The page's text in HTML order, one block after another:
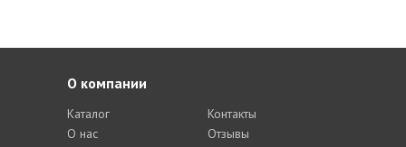
О компании
Каталог
О нас
Контакты
Отзывы